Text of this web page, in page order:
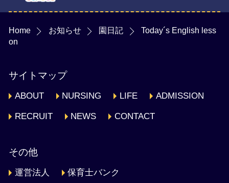
Home お知らせ 園日記
Today´s English less
on
サイトマップ
ABOUT NURSING LIFE ADMISSION
RECRUIT NEWS CONTACT
その他
運営法人 保育士バンク